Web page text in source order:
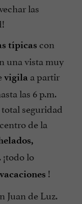
las
típicas con
una vista muy
vigila a partir
las 6 p.m.
seguridad
de la
¡todo lo
!
Juan de Luz.